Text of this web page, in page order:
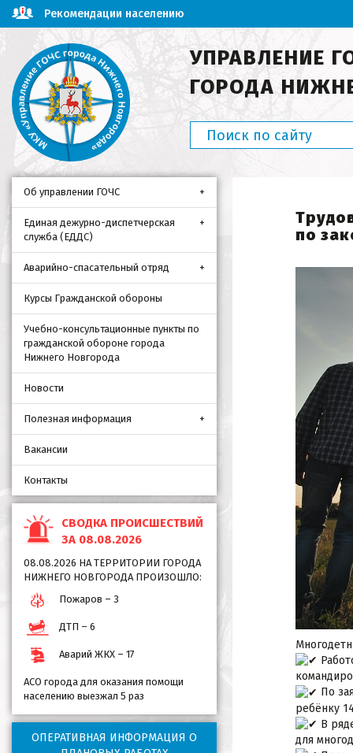
Рекомендации населению
УПРАВЛЕНИЕ
ГОРОДА
Об управлении ГОЧС
Единая дежурно-диспетчерская
служба (ЕДДС)
Аварийно-спасательный отряд
Курсы Гражданской обороны
Учебно-консультационные пункты по
гражданской обороне города
Нижнего Новгорода
Новости
Полезная информация
Вакансии
Контакты
СВОДКА ПРОИСШЕСТВИЙ
ЗА 08.08.2026
08.08.2026 НА ТЕРРИТОРИИ ГОРОДА
НИЖНЕГО НОВГОРОДА ПРОИЗОШЛО:
Пожаров – 3
ДТП – 6
Аварий ЖКХ – 17
АСО города для оказания помощи
населению выезжал 5 раз
ОПЕРАТИВНАЯ ИНФОРМАЦИЯ О
по
По
ребёнку
В
для